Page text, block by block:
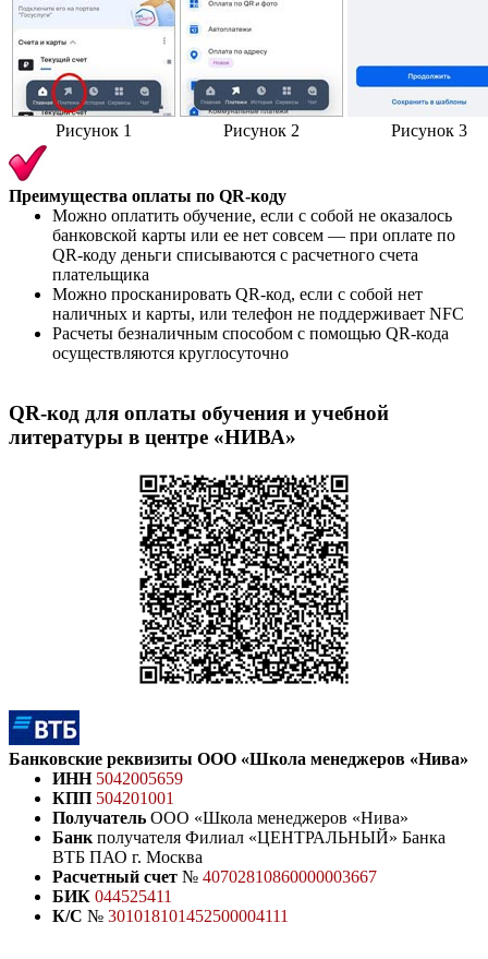
Рисунок 1 Рисунок 2 Рисунок 3
Преимущества оплаты по QR-коду
Можно оплатить обучение, если с собой не оказалось
банковской карты или ее нет совсем — при оплате по
QR-коду деньги списываются с расчетного счета
плательщика
Можно просканировать QR-код, если с собой нет
наличных и карты, или телефон не поддерживает NFC
Расчеты безналичным способом с помощью QR-кода
осуществляются круглосуточно
QR-код для оплаты обучения и учебной
литературы в центре «НИВА»
Банковские реквизиты ООО «Школа менеджеров «Нива»
ИНН5042005659
КПП 504201001
Получатель ООО «Школа менеджеров «Нива»
Банк получателя Филиал «ЦЕНТРАЛЬНЫЙ» Банка
ВТБ ПАО г. Москва
Расчетный счет № 40702810860000003667
БИК 044525411
К/С № 301018101452500004111